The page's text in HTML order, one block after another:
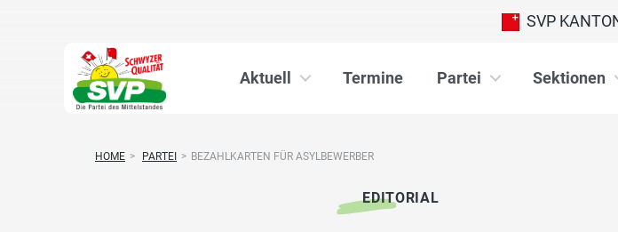
SVP
Aktuell Termine Partei Sektionen
HOME > PARTEI > BEZAHLKARTEN FÜR ASYLBEWERBER
EDITORIAL